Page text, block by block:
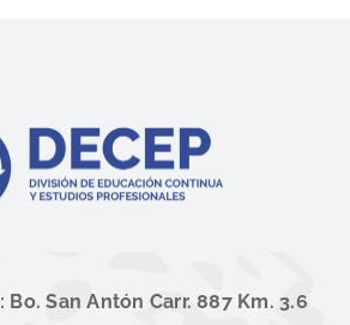
Bo. San Antón Carr. 887 Km. 3.6